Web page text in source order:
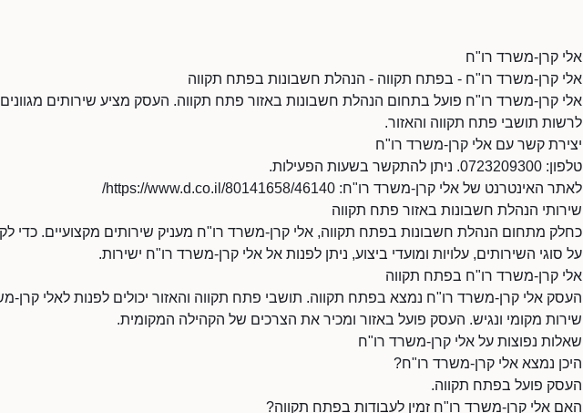
אלי קרן-משרד רו"ח
אלי קרן-משרד רו"ח - בפתח תקווה - הנהלת חשבונות בפתח תקווה
אלי קרן-משרד רו"ח פועל בתחום הנהלת חשבונות באזור פתח תקווה. העסק מציע שירותים
לרשות תושבי פתח תקווה והאזור.
יצירת קשר עם אלי קרן-משרד רו"ח
טלפון: 0723209300. ניתן להתקשר בשעות הפעילות.
לאתר האינטרנט של אלי קרן-משרד רו"ח: https://www.d.co.il/80141658/46140/
שירותי הנהלת חשבונות באזור פתח תקווה
כחלק מתחום הנהלת חשבונות בפתח תקווה, אלי קרן-משרד רו"ח מעניק שירותים מקצועיים. כדי
על סוגי השירותים, עלויות ומועדי ביצוע, ניתן לפנות אל אלי קרן-משרד רו"ח ישירות.
אלי קרן-משרד רו"ח בפתח תקווה
העסק אלי קרן-משרד רו"ח נמצא בפתח תקווה. תושבי פתח תקווה והאזור יכולים לפנות לאלי קרן-
שירות מקומי ונגיש. העסק פועל באזור ומכיר את הצרכים של הקהילה המקומית.
שאלות נפוצות על אלי קרן-משרד רו"ח
היכן נמצא אלי קרן-משרד רו"ח?
העסק פועל בפתח תקווה.
האם אלי קרן-משרד רו"ח זמין לעבודות בפתח תקווה?